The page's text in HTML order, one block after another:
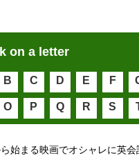
on a letter
B C D E F
O P Q R S
始まる映画でオシャレに英会